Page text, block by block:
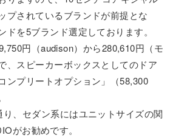
プされているブランドが前提とな
ドを5ブランド選定しております。
円（audison）から280,610円（モ
、スピーカーボックスとしてのドア
ンプリートオプション」（58,300
、セダン系にはユニットサイズの関
がお勧めです。